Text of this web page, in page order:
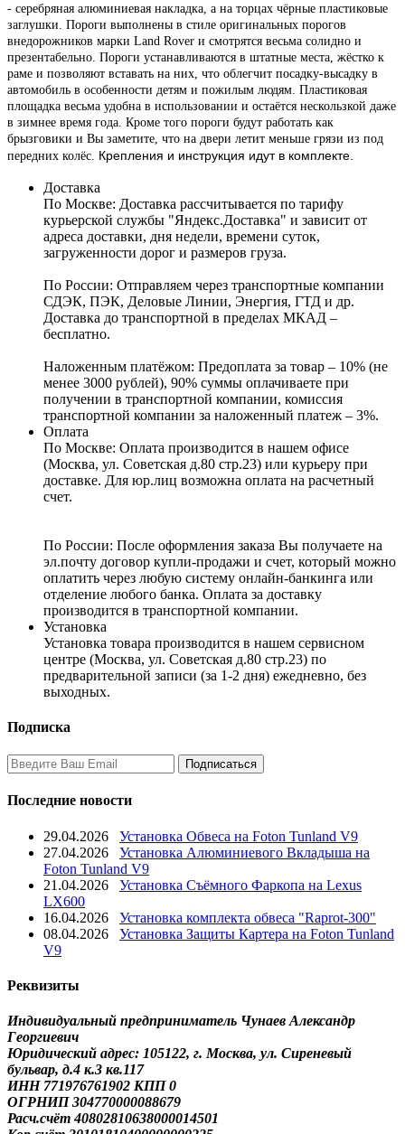
- серебряная алюминиевая накладка, а на торцах чёрные пластиковые
заглушки. Пороги выполнены в стиле оригинальных порогов
внедорожников марки Land Rover и смотрятся весьма солидно и
презентабельно. Пороги устанавливаются в штатные места, жёстко к
раме и позволяют вставать на них, что облегчит посадку-высадку в
автомобиль в особенности детям и пожилым людям. Пластиковая
площадка весьма удобна в использовании и остаётся нескользкой даже
в зимнее время года. Кроме того пороги будут работать как
брызговики и Вы заметите, что на двери летит меньше грязи из под
передних колёс. Крепления и инструкция идут в комплекте.
Доставка
По Москве: Доставка рассчитывается по тарифу
курьерской службы "Яндекс.Доставка" и зависит от
адреса доставки, дня недели, времени суток,
загруженности дорог и размеров груза.
По России: Отправляем через транспортные компании
СДЭК, ПЭК, Деловые Линии, Энергия, ГТД и др.
Доставка до транспортной в пределах МКАД –
бесплатно.
Наложенным платёжом: Предоплата за товар – 10% (не
менее 3000 рублей), 90% суммы оплачиваете при
получении в транспортной компании, комиссия
транспортной компании за наложенный платеж – 3%.
Оплата
По Москве: Оплата производится в нашем офисе
(Москва, ул. Советская д.80 стр.23) или курьеру при
доставке. Для юр.лиц возможна оплата на расчетный
счет.
По России: После оформления заказа Вы получаете на
эл.почту договор купли-продажи и счет, который можно
оплатить через любую систему онлайн-банкинга или
отделение любого банка. Оплата за доставку
производится в транспортной компании.
Установка
Установка товара производится в нашем сервисном
центре (Москва, ул. Советская д.80 стр.23) по
предварительной записи (за 1-2 дня) ежедневно, без
выходных.
Подписка
Последние новости
29.04.2026
Установка Обвеса на Foton Tunland V9
27.04.2026
Установка Алюминиевого Вкладыша на
Foton Tunland V9
21.04.2026
Установка Съёмного Фаркопа на Lexus
LX600
16.04.2026
Установка комплекта обвеса "Raprot-300"
08.04.2026
Установка Защиты Картера на Foton Tunland
V9
Реквизиты
Индивидуальный предприниматель Чунаев Александр
Георгиевич
Юридический адрес: 105122, г. Москва, ул. Сиреневый
бульвар, д.4 к.3 кв.117
ИНН 771976761902 КПП 0
ОГРНИП 304770000088679
Расч.счёт 40802810638000014501